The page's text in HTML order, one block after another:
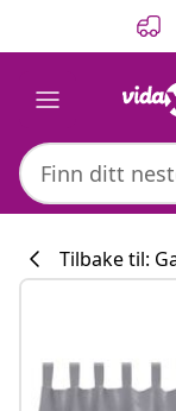
Tilbake til: